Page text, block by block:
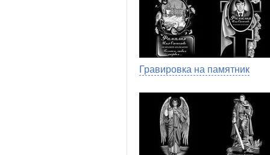
Гравировка на памятник